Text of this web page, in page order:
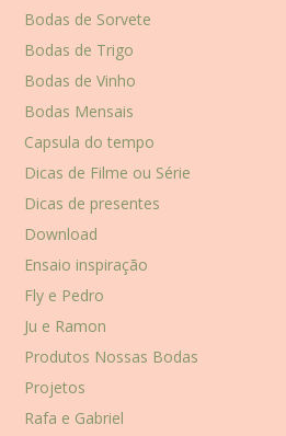
Bodas de Sorvete
Bodas de Trigo
Bodas de Vinho
Bodas Mensais
Capsula do tempo
Dicas de Filme ou Série
Dicas de presentes
Download
Ensaio inspiração
Fly e Pedro
Ju e Ramon
Produtos Nossas Bodas
Projetos
Rafa e Gabriel